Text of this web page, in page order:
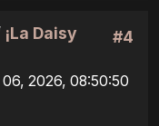
#4
¡La Daisy
2026, 08:50:50